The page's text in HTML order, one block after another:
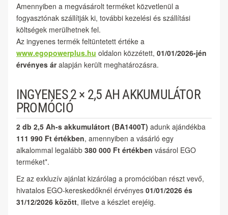
Amennyiben a megvásárolt terméket közvetlenül a
fogyasztónak szállítják ki, további kezelési és szállítási
költségek merülhetnek fel.
Az ingyenes termék feltüntetett értéke a
www.egopowerplus.hu oldalon közzétett, 01/01/2026-jén
érvényes áralapján került meghatározásra.
INGYENES 2 × 2,5 AH AKKUMULÁTOR
PROMÓCIÓ
2 db 2,5 Ah-s akkumulátort (BA1400T) adunk ajándékba
111 990 Ft értékben, amennyiben a vásárló egy
alkalommal legalább 380 000 Ft értékben vásárol EGO
terméket*.
Ez az exkluzív ajánlat kizárólag a promócióban részt vevő,
hivatalos EGO-kereskedőknél érvényes 01/01/2026 és
31/12/2026 között, illetve a készlet erejéig.